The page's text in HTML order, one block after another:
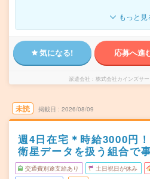
もっと見
気になる! 応募へ進
派遣会社 株式会社カインズサ
未読 掲載日 2026/08/09
週4日在宅＊時給3000円
衛星データを扱う組合で
交通費別途支給あり 土日祝日が休み